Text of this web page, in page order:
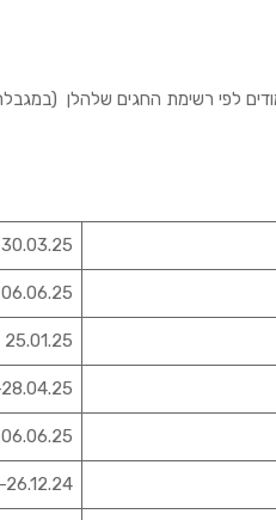
06.06.25
25.01.25
06.06.25
26.12.24